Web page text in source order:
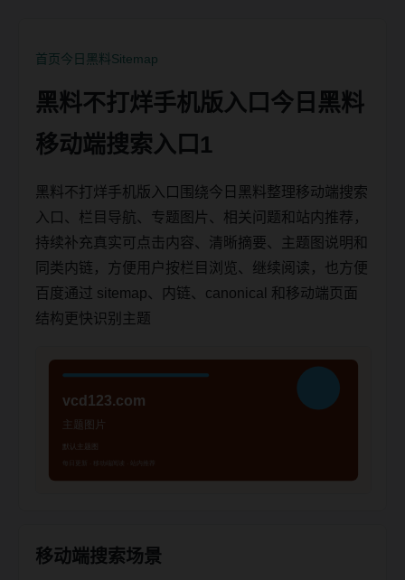
首页今日黑料Sitemap
黑料不打烊手机版入口今日黑料
移动端搜索入口1
黑料不打烊手机版入口围绕今日黑料整理移动端搜索
入口、栏目导航、专题图片、相关问题和站内推荐，
持续补充真实可点击内容、清晰摘要、主题图说明和
同类内链，方便用户按栏目浏览、继续阅读，也方便
百度通过 sitemap、内链、canonical 和移动端页面
结构更快识别主题
移动端搜索场景